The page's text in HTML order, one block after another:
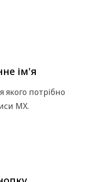
ім'я
якого потрібно
MX.